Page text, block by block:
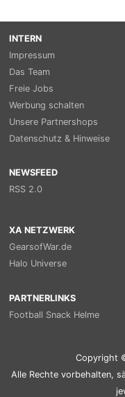
INTERN
Impressum
Das Team
Freie Jobs
Werbung schalten
Unsere Partnershops
Datenschutz & Hinweise
NEWSFEED
RSS 2.0
XA NETZWERK
GearsofWar.de
Halo Universe
PARTNERLINKS
Football Snack Helme
Copyright
Alle Rechte vorbehalten,